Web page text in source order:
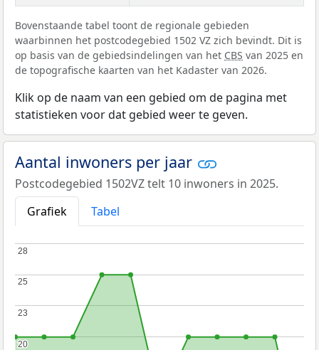
Bovenstaande tabel toont de regionale gebieden
waarbinnen het postcodegebied 1502 VZ zich bevindt. Dit is
op basis van de gebiedsindelingen van het CBS van 2025 en
de topografische kaarten van het Kadaster van 2026.
Klik op de naam van een gebied om de pagina met
statistieken voor dat gebied weer te geven.
Aantal inwoners per jaar
Postcodegebied 1502VZ telt 10 inwoners in 2025.
Grafiek
Tabel
20
20
23
23
25
25
28
28